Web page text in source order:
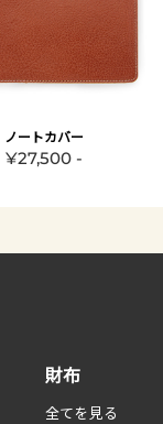
ノートカバー
¥27,500 -
財布
全てを見る